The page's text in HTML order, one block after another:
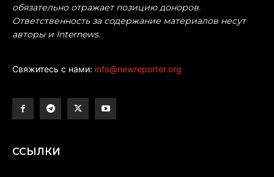
обязательно отражает позицию доноров.
Ответственность за содержание материалов несут
авторы и Internews.
Свяжитесь с нами: info@newreporter.org
ССЫЛКИ